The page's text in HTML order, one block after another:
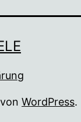
WordPress.